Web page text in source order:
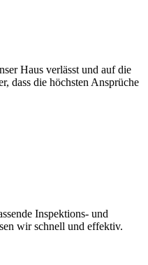
Haus verlässt und auf die
dass die höchsten Ansprüche
Inspektions- und
wir schnell und effektiv.